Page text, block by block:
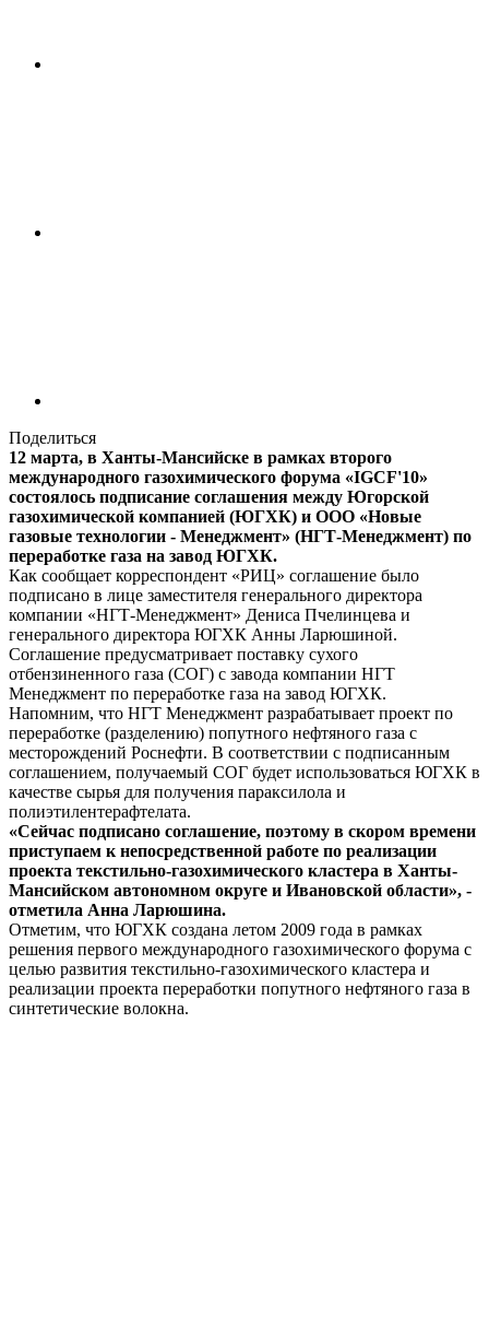
Поделиться
12 марта, в Ханты-Мансийске в рамках второго
международного газохимического форума «IGCF'10»
состоялось подписание соглашения между Югорской
газохимической компанией (ЮГХК) и ООО «Новые
газовые технологии - Менеджмент» (НГТ-Менеджмент) по
переработке газа на завод ЮГХК.
Как сообщает корреспондент «РИЦ» соглашение было
подписано в лице заместителя генерального директора
компании «НГТ-Менеджмент» Дениса Пчелинцева и
генерального директора ЮГХК Анны Ларюшиной.
Соглашение предусматривает поставку сухого
отбензиненного газа (СОГ) с завода компании НГТ
Менеджмент по переработке газа на завод ЮГХК.
Напомним, что НГТ Менеджмент разрабатывает проект по
переработке (разделению) попутного нефтяного газа с
месторождений Роснефти. В соответствии с подписанным
соглашением, получаемый СОГ будет использоваться ЮГХК в
качестве сырья для получения параксилола и
полиэтилентерафтелата.
«Сейчас подписано соглашение, поэтому в скором времени
приступаем к непосредственной работе по реализации
проекта текстильно-газохимического кластера в Ханты-
Мансийском автономном округе и Ивановской области», -
отметила Анна Ларюшина.
Отметим, что ЮГХК создана летом 2009 года в рамках
решения первого международного газохимического форума с
целью развития текстильно-газохимического кластера и
реализации проекта переработки попутного нефтяного газа в
синтетические волокна.